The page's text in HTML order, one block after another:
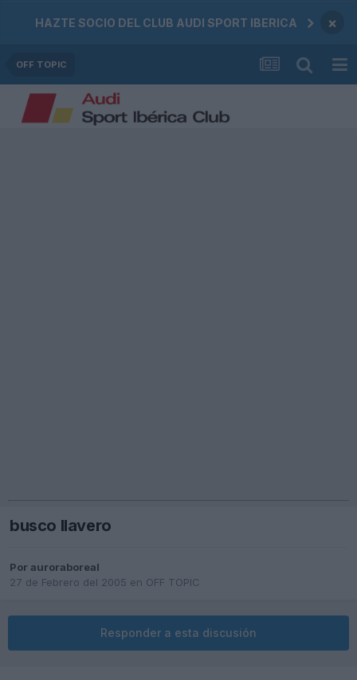
HAZTE SOCIO DEL CLUB AUDI SPORT IBERICA ×
OFF TOPIC
busco llavero
Por auroraboreal
27 de Febrero del 2005 en OFF TOPIC
Responder a esta discusión